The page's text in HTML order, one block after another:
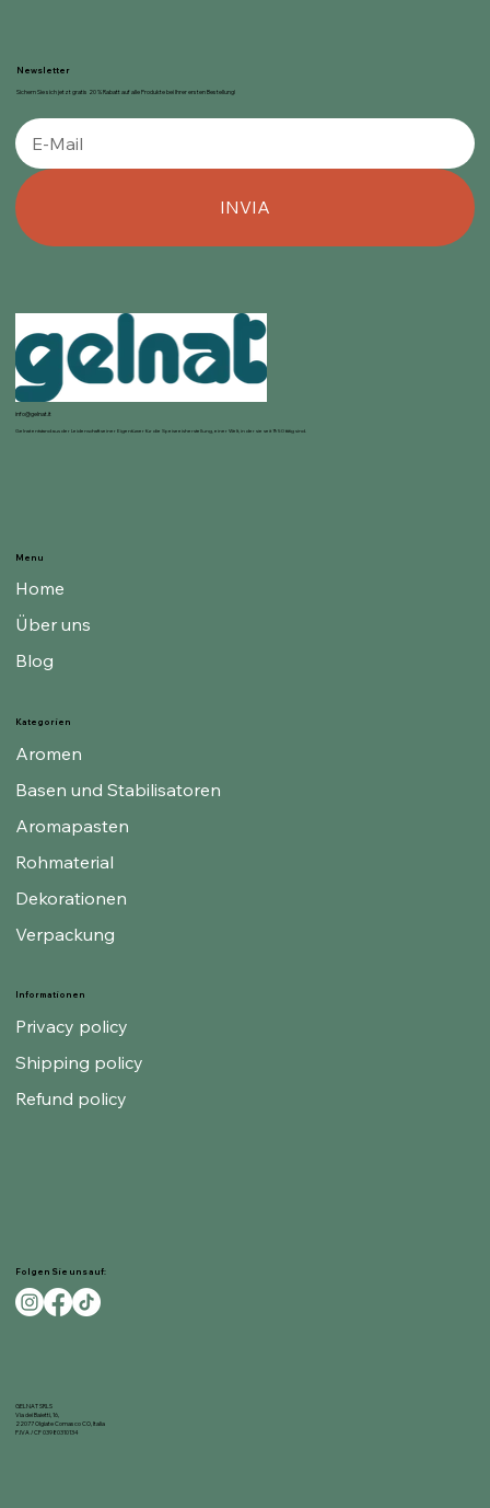
Newsletter
Sichern Sie sich jetzt gratis 20 % Rabatt auf alle Produkte bei Ihrer ersten Bestellung!
INVIA
info@gelnat.it
Gelnat entstand aus der Leidenschaft seiner Eigentümer für die Speiseeisherstellung, einer Welt, in der sie seit 1950 tätig sind.
Informationen
Privacy policy
Shipping policy
Refund policy
Kategorien
Aromen
Basen und Stabilisatoren
Aromapasten
Rohmaterial
Dekorationen
Verpackung
Menu
Home
Über uns
Blog
Folgen Sie uns auf:
GELNAT SRLS
Via dei Baietti, 16,
22077 Olgiate Comasco CO, Italia
P.IVA / CF 03980310134